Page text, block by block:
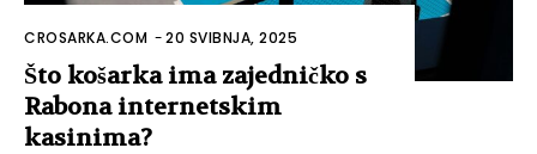
CROSARKA.COM -20 SVIBNJA, 2025
Što košarka ima zajedničko s
Rabona internetskim
kasinima?